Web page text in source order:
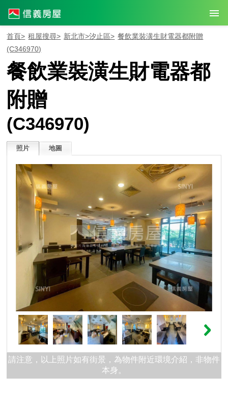
首頁> 租屋搜尋> 新北市>汐止區> 餐飲業裝潢生財電器都附贈
(C346970)
餐飲業裝潢生財電器都
附贈
(C346970)
照片 地圖
請注意，以上照片如有街景，為物件附近環境介紹，非物件
本身。